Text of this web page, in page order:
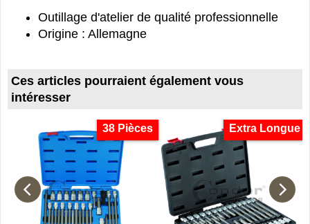
Outillage d'atelier de qualité professionnelle
Origine : Allemagne
Ces articles pourraient également vous
intéresser
38 Pièces Extra Longue